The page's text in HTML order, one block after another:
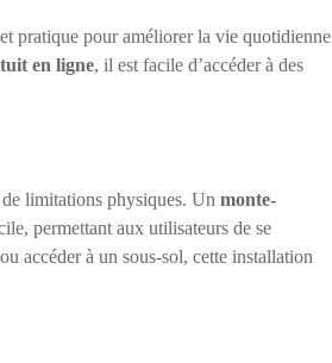
pratique pour améliorer la vie quotidienne
en ligne, il est facile d’accéder à des
limitations physiques. Un monte-
permettant aux utilisateurs de se
accéder à un sous-sol, cette installation